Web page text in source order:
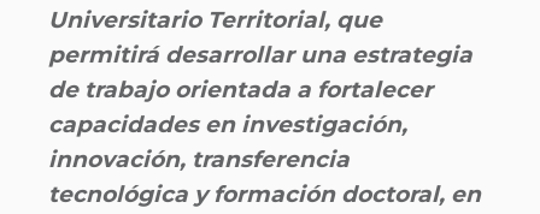
Universitario Territorial, que
permitirá desarrollar una estrategia
de trabajo orientada a fortalecer
capacidades en investigación,
innovación, transferencia
tecnológica y formación doctoral, en